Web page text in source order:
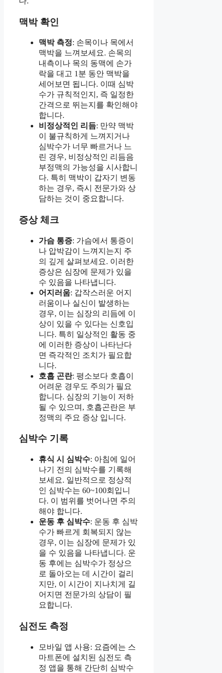
맥박 확인
맥박 측정: 손목이나 목에서
맥박을 느껴보세요. 손목의
내측이나 목의 동맥에 손가
락을 대고 1분 동안 맥박을
세어보면 됩니다. 이때 심박
수가 규칙적인지, 즉 일정한
간격으로 뛰는지를 확인해야
합니다.
비정상적인 리듬: 만약 맥박
이 불규칙하게 느껴지거나
심박수가 너무 빠르거나 느
린 경우, 비정상적인 리듬음
부정맥의 가능성을 시사합니
다. 특히 맥박이 갑자기 변동
하는 경우, 즉시 전문가와 상
담하는 것이 중요합니다.
증상 체크
가슴 통증: 가슴에서 통증이
나 압박감이 느껴지는지 주
의 깊게 살펴보세요. 이러한
증상은 심장에 문제가 있을
수 있음을 나타냅니다.
어지러움: 갑작스러운 어지
러움이나 실신이 발생하는
경우, 이는 심장의 리듬에 이
상이 있을 수 있다는 신호입
니다. 특히 일상적인 활동 중
에 이러한 증상이 나타난다
면 즉각적인 조치가 필요합
니다.
호흡 곤란: 평소보다 호흡이
어려운 경우도 주의가 필요
합니다. 심장의 기능이 저하
될 수 있으며, 호흡곤란은 부
정맥의 주요 증상 입니다.
심박수 기록
휴식 시 심박수: 아침에 일어
나기 전의 심박수를 기록해
보세요. 일반적으로 정상적
인 심박수는 60~100회입니
다. 이 범위를 벗어나면 주의
해야 합니다.
운동 후 심박수: 운동 후 심박
수가 빠르게 회복되지 않는
경우, 이는 심장에 문제가 있
을 수 있음을 나타냅니다. 운
동 후에는 심박수가 정상으
로 돌아오는 데 시간이 걸리
지만, 이 시간이 지나치게 길
어지면 전문가의 상담이 필
요합니다.
심전도 측정
모바일 앱 사용: 요즘에는 스
마트폰에 설치된 심전도 측
정 앱을 통해 간단히 심박수